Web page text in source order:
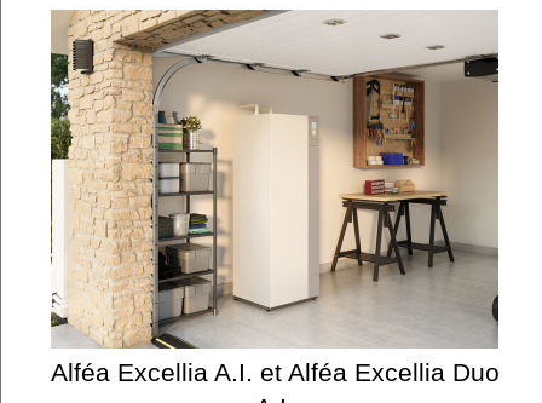
Alféa Excellia A.I. et Alféa Excellia Duo